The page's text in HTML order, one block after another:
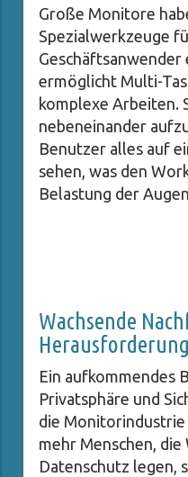
Große Monitore
Spezialwerkzeuge
ermöglicht Multi-
komplexe Arbeiten.
nebeneinander
Benutzer alles auf
sehen, was den
Belastung der
Wachsende
Ein aufkommendes
Privatsphäre und
die
mehr Menschen,
Datenschutz legen,